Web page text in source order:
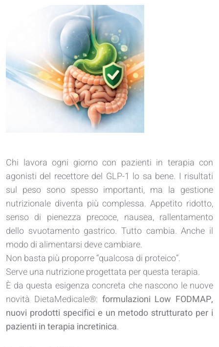
Chi lavora ogni giorno con pazienti in terapia con
agonisti del recettore del GLP-1 lo sa bene. I risultati
sul peso sono spesso importanti, ma la gestione
nutrizionale diventa più complessa. Appetito ridotto,
senso di pienezza precoce, nausea, rallentamento
dello svuotamento gastrico. Tutto cambia. Anche il
modo di alimentarsi deve cambiare.
Non basta più proporre “qualcosa di proteico”.
Serve una nutrizione progettata per questa terapia.
È da questa esigenza concreta che nascono le nuove
novità DietaMedicale®: formulazioni Low FODMAP,
nuovi prodotti specifici e un metodo strutturato per i
pazienti in terapia incretinica.